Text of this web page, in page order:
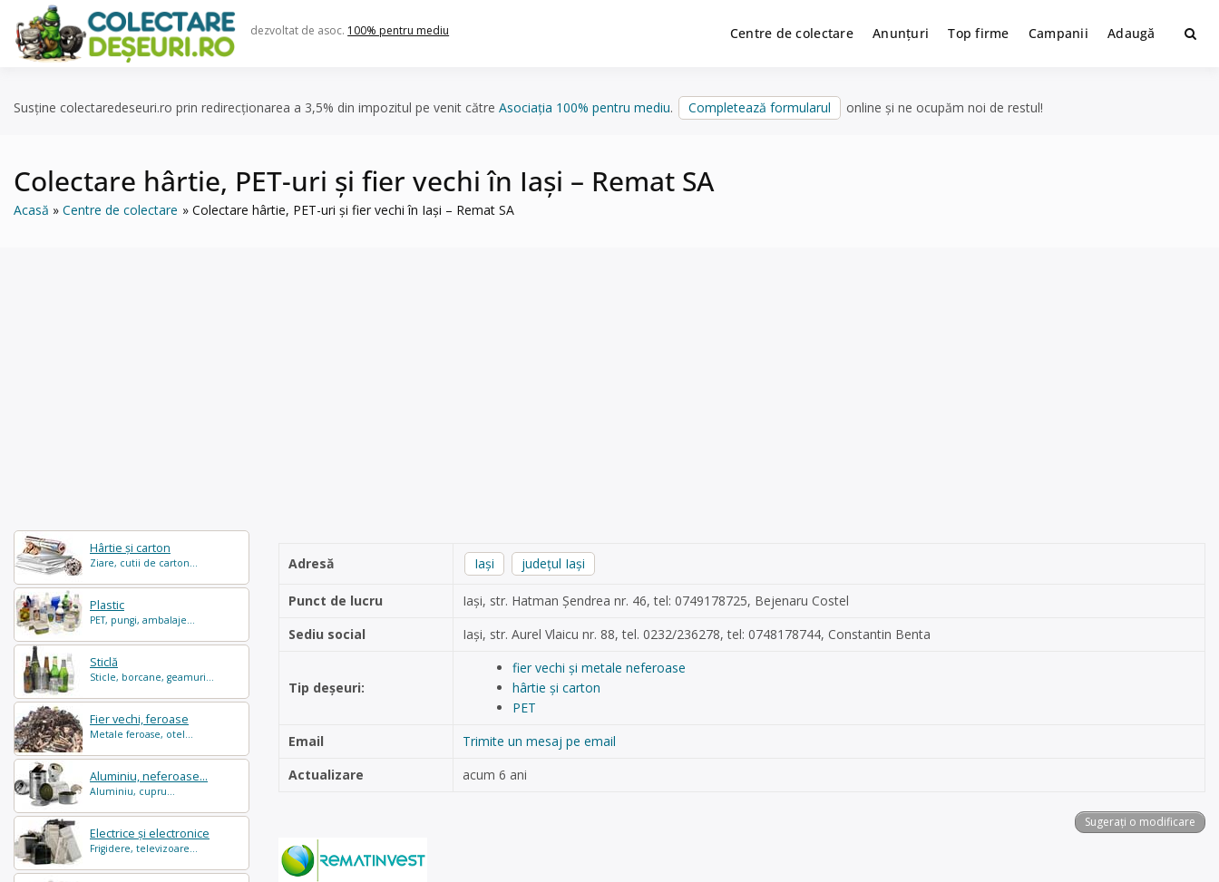
content
dezvoltat de asoc. 100% pentru mediu Centre de colectare Anunțuri Top firme Campanii Adaugă
Susține colectaredeseuri.ro prin redirecționarea a 3,5% din impozitul pe venit către Asociația 100% pentru mediu. Completează formularul online și ne ocupăm noi de restul!
Colectare hârtie, PET-uri și fier vechi în Iași – Remat SA
Acasă Centre de colectare Colectare hârtie, PET-uri și fier vechi în Iași – Remat SA
Hârtie și carton
Ziare, cutii de carton...
Plastic
PET, pungi, ambalaje...
Sticlă
Sticle, borcane, geamuri...
Fier vechi, feroase
Metale feroase, otel...
Aluminiu, neferoase...
Aluminiu, cupru...
Electrice și electronice
Frigidere, televizoare...
Adresă Iași județul Iași
Punct de lucru
Iași, str. Hatman Șendrea nr. 46, tel: 0749178725, Bejenaru Costel
Sediu social
Iași, str. Aurel Vlaicu nr. 88, tel. 0232/236278, tel: 0748178744, Constantin Benta
Tip deșeuri:
fier vechi și metale neferoase
hârtie și carton
PET
Email
Trimite un mesaj pe email
Actualizare
acum 6 ani
Sugerați o modificare